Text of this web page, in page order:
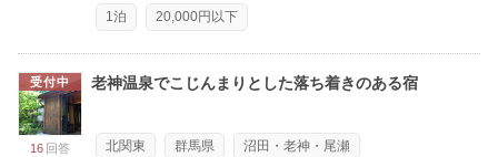
1泊 20,000円以下
受付中
16 回答
老神温泉でこじんまりとした落ち着きのある宿
北関東 群馬県 沼田・老神・尾瀬